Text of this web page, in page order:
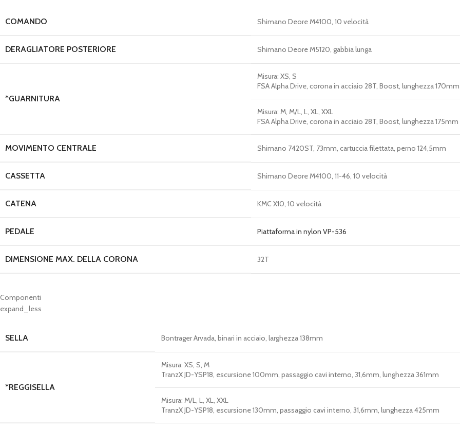
COMANDO Shimano Deore M4100, 10 velocità
DERAGLIATORE POSTERIORE Shimano Deore M5120, gabbia lunga
*GUARNITURA
Misura: XS, S
FSA Alpha Drive, corona in acciaio 28T, Boost, lunghezza 170mm
Misura: M, M/L, L, XL, XXL
FSA Alpha Drive, corona in acciaio 28T, Boost, lunghezza 175mm
MOVIMENTO CENTRALE Shimano 7420ST, 73mm, cartuccia filettata, perno 124,5mm
CASSETTA Shimano Deore M4100, 11-46, 10 velocità
CATENA KMC X10, 10 velocità
PEDALE Piattaforma in nylon VP-536
DIMENSIONE MAX. DELLA CORONA 32T
Componenti
expand_less
SELLA Bontrager Arvada, binari in acciaio, larghezza 138mm
*REGGISELLA
Misura: XS, S, M
TranzX JD-YSP18, escursione 100mm, passaggio cavi interno, 31,6mm, lunghezza 361mm
Misura: M/L, L, XL, XXL
TranzX JD-YSP18, escursione 130mm, passaggio cavi interno, 31,6mm, lunghezza 425mm